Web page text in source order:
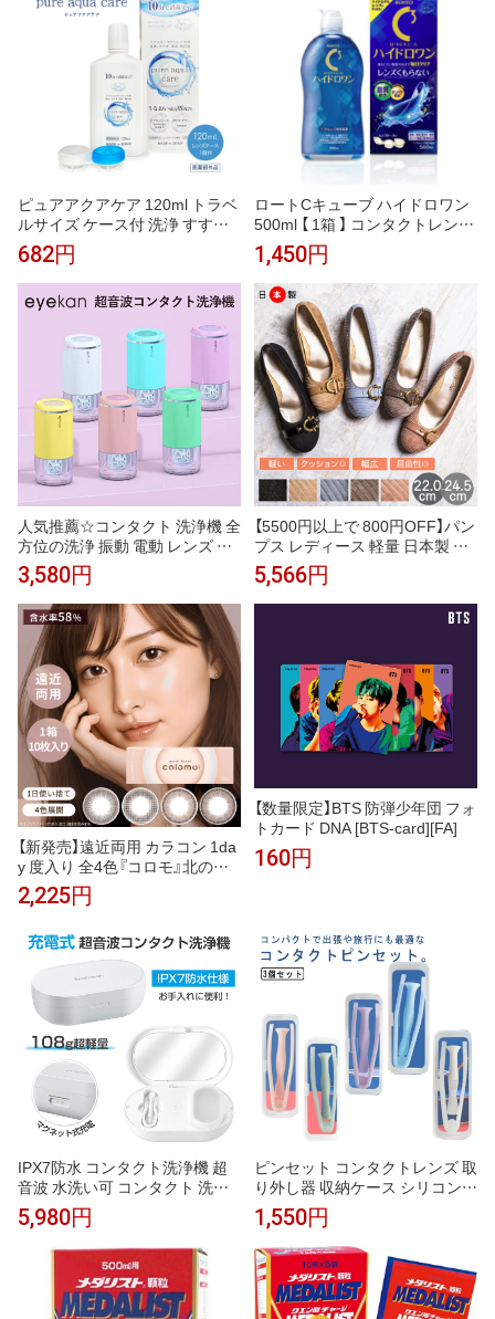
ピュアアクアケア 120ml トラベ
ルサイズ ケース付 洗浄 すすぎ
消毒 保存液 洗浄保存液 pure aq
ua care ソフトコンタクトレン
ズ用
682円
ロートCキューブ ハイドロワン
500ml 【 1箱 】 コンタクトレンズ
洗浄液 コンタクトケア 洗浄液
使用期限1年以上 Rohto 国産
1,450円
人気推薦☆コンタクト 洗浄機 全
方位の洗浄 振動 電動 レンズ 超
音波 洗濯 小型 USB急速充電 低
騒音&低振動設計 しっかりきれ
いに 小型 コンタクト 洗浄器 コ
ンタクトレンズ洗浄機 コンタク
ト ケース ミニ 脂質/汚れ/蛋白洗
浄 超音波洗浄器
3,580円
【5500円以上で 800円OFF】パン
プス レディース 軽量 日本製 ク
ッション 幅広 履きやすい 22.0c
m〜24.5cm 秋冬 ブラック ベー
ジュ ブルー グレー ピンク フラ
ットシューズ コーデュロイ ゴー
5,566円
【新発売】遠近両用 カラコン 1da
y 度入り 全4色『コロモ』北の快
適工房 老眼 カラーコンタクト
サークルレンズ ワンデー 度あり
2,225円
【数量限定】BTS 防弾少年団 フォ
トカード DNA [BTS-card][FA]
160円
IPX7防水 コンタクト洗浄機 超
音波 水洗い可 コンタクト 洗浄
器 自動 洗浄 花粉 コンタクトケ
ースケア クリーニングボックス
ミニ タンパク 充電式 カラコン
洗浄機 コンタクトレンズ クリー
ナー 携帯型 振動 小型 カラコン
蛋白 超音波洗浄機
5,980円
ピンセット コンタクトレンズ 取
り外し器 収納ケース シリコン
つけはずし 柔らか 装着器具 3個
セット 衛生的 出張 旅行 携帯便
利 応急 コンパクト 送料無料
1,550円